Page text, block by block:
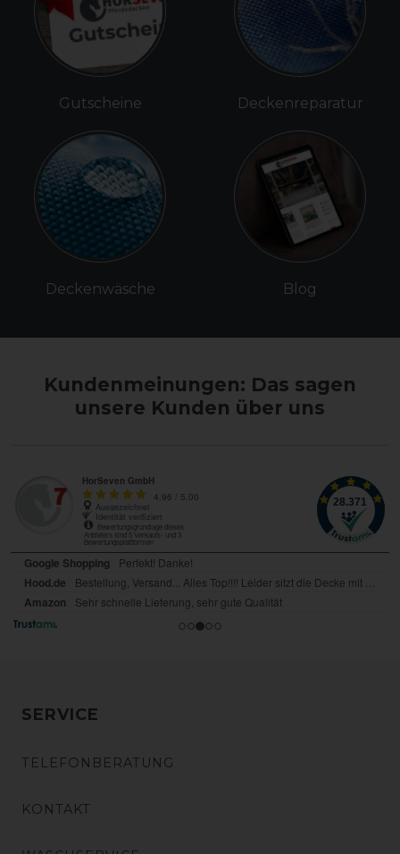
Gutscheine
Deckenwäsche
Deckenreparatur
Blog
Kundenmeinungen: Das sagen
unsere Kunden über uns
SERVICE
TELEFONBERATUNG
KONTAKT